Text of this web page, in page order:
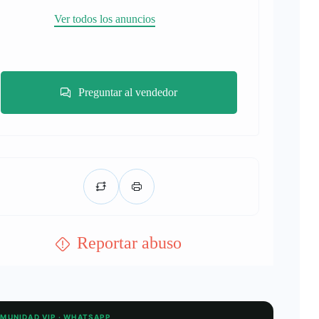
Ver todos los anuncios
Preguntar al vendedor
Reportar abuso
VIP · WHATSAPP